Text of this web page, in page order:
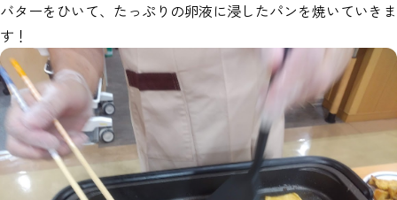
バターをひいて、たっぷりの卵液に浸したパンを焼いていきま
す！